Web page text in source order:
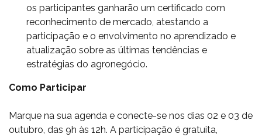
os participantes ganharão um certificado com
reconhecimento de mercado, atestando a
participação e o envolvimento no aprendizado e
atualização sobre as últimas tendências e
estratégias do agronegócio.
Como Participar
Marque na sua agenda e conecte-se nos dias 02 e 03 de
outubro, das 9h às 12h. A participação é gratuita,